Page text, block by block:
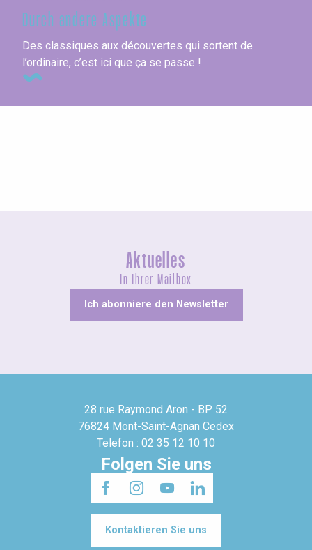
Durch andere Aspekte
Des classiques aux découvertes qui sortent de
l’ordinaire, c’est ici que ça se passe !
Aktuelles
In Ihrer Mailbox
Ich abonniere den Newsletter
28 rue Raymond Aron - BP 52
76824 Mont-Saint-Agnan Cedex
Telefon : 02 35 12 10 10
Folgen Sie uns
Kontaktieren Sie uns